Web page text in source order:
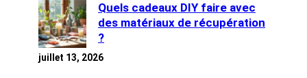
Quels cadeaux DIY faire avec
des matériaux de récupération
?
juillet 13, 2026